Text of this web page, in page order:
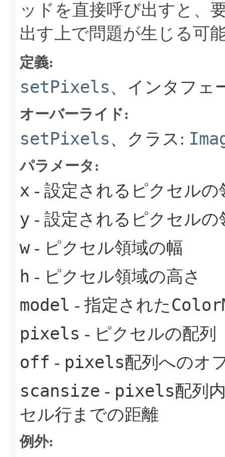
ッドを直接呼び出すと、
出す上で問題が生じる可
定義:
setPixels、インタフェ
オーバーライド:
setPixels、クラス:
パラメータ:
x - 設定されるピクセル
y - 設定されるピクセル
w- ピクセル領域の幅
h - ピクセル領域の高さ
model - 指定された
pixels - ピクセルの配列
off - pixels配列へのオ
scansize - pixels配列
セル行までの距離
例外: